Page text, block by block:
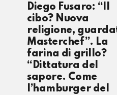
Diego Fusaro: “Il
cibo? Nuova
religione,
Masterchef”. La
farina di grillo?
“Dittatura del
sapore. Come
l’hamburger del